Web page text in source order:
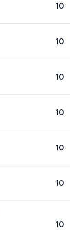
10
10
10
10
10
10
10